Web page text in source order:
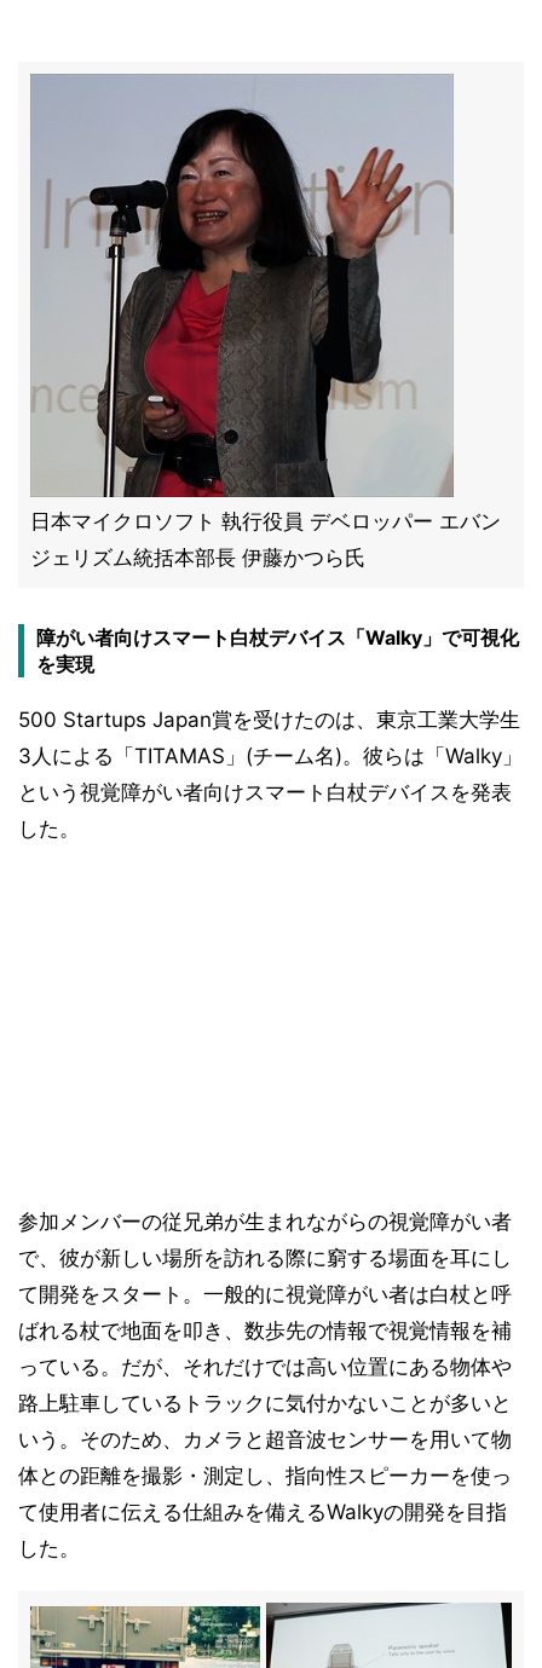
日本マイクロソフト 執行役員 デベロッパー エバン
ジェリズム統括本部長 伊藤かつら氏
障がい者向けスマート白杖デバイス「Walky」で可視化
を実現
500 Startups Japan賞を受けたのは、東京工業大学生
3人による「TITAMAS」(チーム名)。彼らは「Walky」
という視覚障がい者向けスマート白杖デバイスを発表
した。
参加メンバーの従兄弟が生まれながらの視覚障がい者
で、彼が新しい場所を訪れる際に窮する場面を耳にし
て開発をスタート。一般的に視覚障がい者は白杖と呼
ばれる杖で地面を叩き、数歩先の情報で視覚情報を補
っている。だが、それだけでは高い位置にある物体や
路上駐車しているトラックに気付かないことが多いと
いう。そのため、カメラと超音波センサーを用いて物
体との距離を撮影・測定し、指向性スピーカーを使っ
て使用者に伝える仕組みを備えるWalkyの開発を目指
した。